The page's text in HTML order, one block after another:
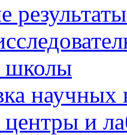
школы
научных
и